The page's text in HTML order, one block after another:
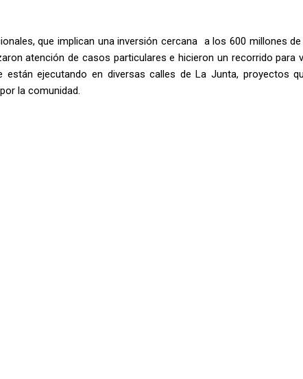
que implican una inversión cercana a los 600 millones
atención de casos particulares e hicieron un recorrido para
ejecutando en diversas calles de La Junta, proyectos
la comunidad.